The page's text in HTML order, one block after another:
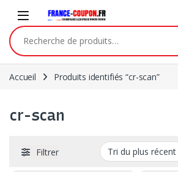
Recherche pour :
Accueil Produits identifiés “cr-scan”
cr-scan
Filtrer